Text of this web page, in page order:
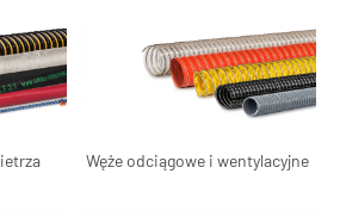
Węże odciągowe i wentylacyjne